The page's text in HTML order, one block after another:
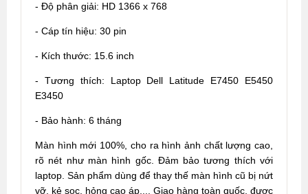
- Độ phân giải: HD 1366 x 768
- Cáp tín hiệu: 30 pin
- Kích thước: 15.6 inch
- Tương thích: Laptop Dell Latitude E7450 E5450
E3450
- Bảo hành: 6 tháng
Màn hình mới 100%, cho ra hình ảnh chất lượng cao,
rõ nét như màn hình gốc. Đảm bảo tương thích với
laptop. Sản phẩm dùng để thay thế màn hình cũ bị nứt
vỡ, kẻ sọc, hỏng cao áp,... Giao hàng toàn quốc, được